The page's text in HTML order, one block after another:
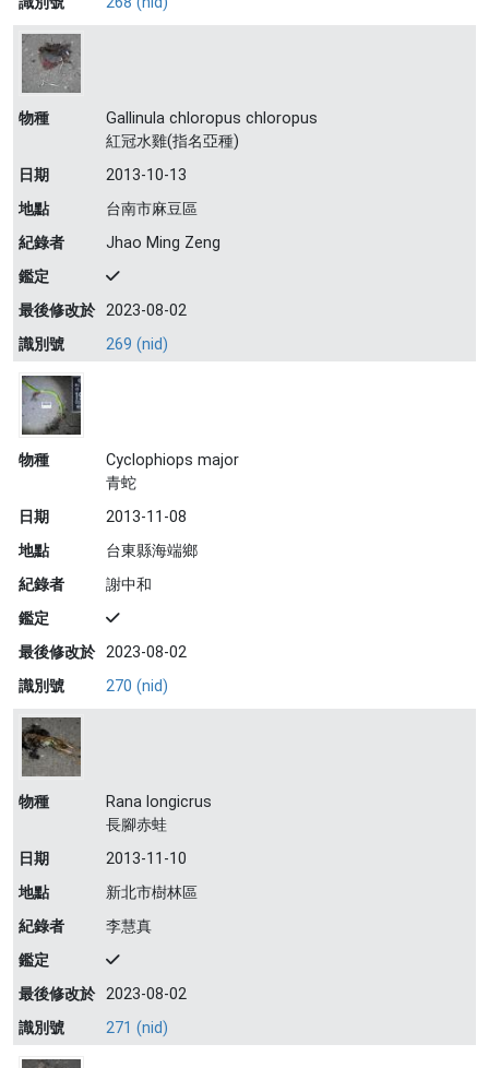
物種
Gallinula chloropus chloropus
紅冠水雞(指名亞種)
日期
2013-10-13
地點
台南市麻豆區
紀錄者
Jhao Ming Zeng
鑑定
最後修改於 2023-08-02
識別號
269 (nid)
物種
Cyclophiops major
青蛇
日期
2013-11-08
地點
台東縣海端鄉
紀錄者
謝中和
鑑定
最後修改於 2023-08-02
識別號
270 (nid)
物種
Rana longicrus
長腳赤蛙
日期
2013-11-10
地點
新北市樹林區
紀錄者
李慧真
鑑定
最後修改於 2023-08-02
識別號
271 (nid)